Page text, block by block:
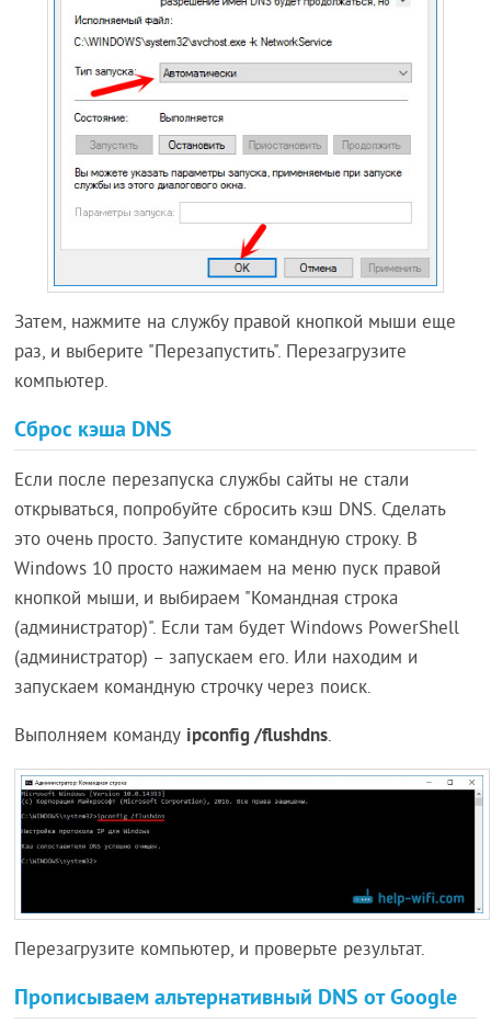
Затем, нажмите на службу правой кнопкой мыши еще
раз, и выберите "Перезапустить". Перезагрузите
компьютер.
Сброс кэша DNS
Если после перезапуска службы сайты не стали
открываться, попробуйте сбросить кэш DNS. Сделать
это очень просто. Запустите командную строку. В
Windows 10 просто нажимаем на меню пуск правой
кнопкой мыши, и выбираем "Командная строка
(администратор)". Если там будет Windows PowerShell
(администратор) – запускаем его. Или находим и
запускаем командную строчку через поиск.
Выполняем команду ipconfig /flushdns.
Перезагрузите компьютер, и проверьте результат.
Прописываем альтернативный DNS отGoogle